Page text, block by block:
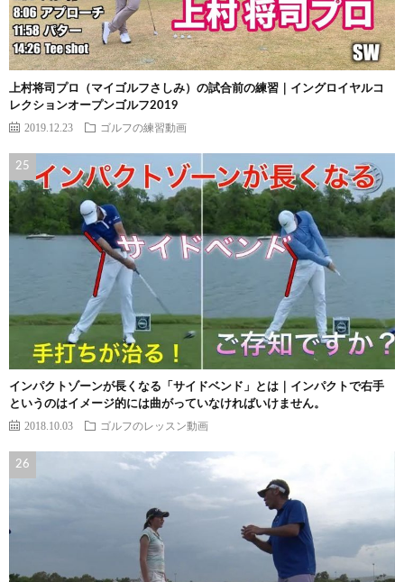
上村将司プロ（マイゴルフさしみ）の試合前の練習｜イングロイヤルコ
レクションオープンゴルフ2019
2019.12.23 ゴルフの練習動画
インパクトゾーンが長くなる「サイドベンド」とは｜インパクトで右手
というのはイメージ的には曲がっていなければいけません。
2018.10.03 ゴルフのレッスン動画